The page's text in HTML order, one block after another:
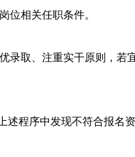
位相关任职条件。
录取、注重实干原则，若
述程序中发现不符合报名